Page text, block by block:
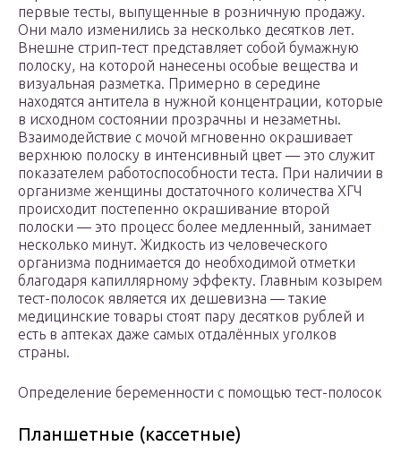
первые тесты, выпущенные в розничную продажу.
Они мало изменились за несколько десятков лет.
Внешне стрип-тест представляет собой бумажную
полоску, на которой нанесены особые вещества и
визуальная разметка. Примерно в середине
находятся антитела в нужной концентрации, которые
в исходном состоянии прозрачны и незаметны.
Взаимодействие с мочой мгновенно окрашивает
верхнюю полоску в интенсивный цвет — это служит
показателем работоспособности теста. При наличии в
организме женщины достаточного количества ХГЧ
происходит постепенно окрашивание второй
полоски — это процесс более медленный, занимает
несколько минут. Жидкость из человеческого
организма поднимается до необходимой отметки
благодаря капиллярному эффекту. Главным козырем
тест-полосок является их дешевизна — такие
медицинские товары стоят пару десятков рублей и
есть в аптеках даже самых отдалённых уголков
страны.
Определение беременности с помощью тест-полосок
Планшетные (кассетные)